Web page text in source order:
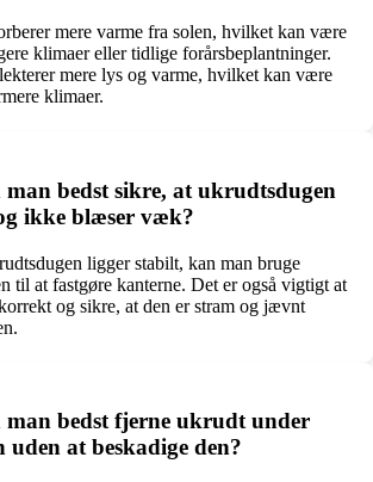
mere varme fra solen, hvilket kan være
klimaer eller tidlige forårsbeplantninger.
mere lys og varme, hvilket kan være
klimaer.
bedst sikre, at ukrudtsdugen
ikke blæser væk?
ligger stabilt, kan man bruge
til at fastgøre kanterne. Det er også vigtigt at
og sikre, at den er stram og jævnt
bedst fjerne ukrudt under
at beskadige den?